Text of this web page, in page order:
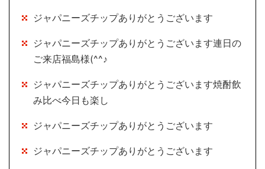
ジャパニーズチップありがとうございます
ジャパニーズチップありがとうございます連日の
ご来店福島様(^^♪
ジャパニーズチップありがとうございます焼酎飲
み比べ今日も楽し
ジャパニーズチップありがとうございます
ジャパニーズチップありがとうございます